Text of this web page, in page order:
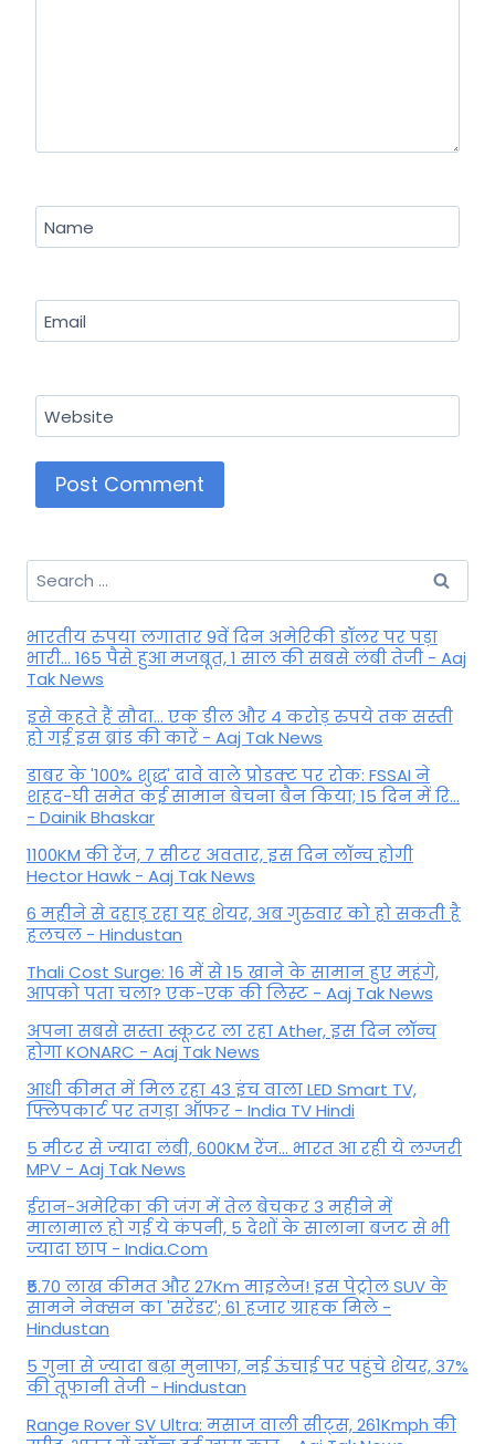
Name
Email
Website
Search
for:
भारतीय रुपया लगातार 9वें दिन अमेरिकी डॉलर पर पड़ा
भारी... 165 पैसे हुआ मजबूत, 1 साल की सबसे लंबी तेजी - Aaj
Tak News
इसे कहते हैं सौदा... एक डील और 4 करोड़ रुपये तक सस्ती
हो गई इस ब्रांड की कारें - Aaj Tak News
डाबर के '100% शुद्ध' दावे वाले प्रोडक्ट पर रोक: FSSAI ने
शहद-घी समेत कई सामान बेचना बैन किया; 15 दिन में रि...
- Dainik Bhaskar
1100KM की रेंज, 7 सीटर अवतार, इस दिन लॉन्च होगी
Hector Hawk - Aaj Tak News
6 महीने से दहाड़ रहा यह शेयर, अब गुरुवार को हो सकती है
हलचल - Hindustan
Thali Cost Surge: 16 में से 15 खाने के सामान हुए महंगे,
आपको पता चला? एक-एक की लिस्ट - Aaj Tak News
अपना सबसे सस्ता स्कूटर ला रहा Ather, इस दिन लॉन्च
होगा KONARC - Aaj Tak News
आधी कीमत में मिल रहा 43 इंच वाला LED Smart TV,
फ्लिपकार्ट पर तगड़ा ऑफर - India TV Hindi
5 मीटर से ज्यादा लंबी, 600KM रेंज... भारत आ रही ये लग्जरी
MPV - Aaj Tak News
ईरान-अमेरिका की जंग में तेल बेचकर 3 महीने में
मालामाल हो गई ये कंपनी, 5 देशों के सालाना बजट से भी
ज्यादा छाप - India.Com
₹5.70 लाख कीमत और 27Km माइलेज! इस पेट्रोल SUV के
सामने नेक्सन का 'सरेंडर'; 61 हजार ग्राहक मिले -
Hindustan
5 गुना से ज्यादा बढ़ा मुनाफा, नई ऊंचाई पर पहुंचे शेयर, 37%
की तूफानी तेजी - Hindustan
Range Rover SV Ultra: मसाज वाली सीट्स, 261Kmph की